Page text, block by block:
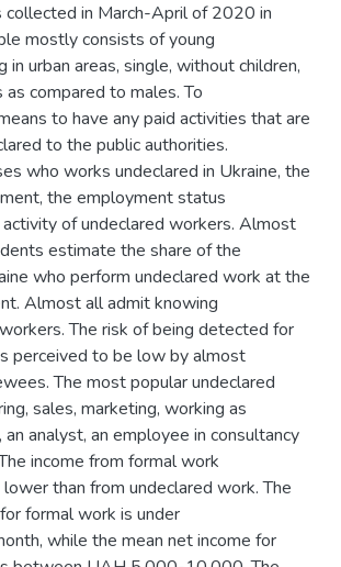
in March-April of 2020 in
mostly consists of young
in urban areas, single, without children,
compared to males. To
to have any paid activities that are
to the public authorities.
who works undeclared in Ukraine, the
the employment status
of undeclared workers. Almost
estimate the share of the
who perform undeclared work at the
Almost all admit knowing
The risk of being detected for
perceived to be low by almost
The most popular undeclared
sales, marketing, working as
analyst, an employee in consultancy
income from formal work
than from undeclared work. The
formal work is under
while the mean net income for